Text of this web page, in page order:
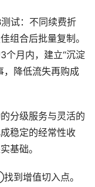
试：不同续费折
组合后批量复制。
个月内，建立“沉淀
，降低流失再购成
分级服务与灵活的
稳定的经常性收
基础。
到增值切入点。